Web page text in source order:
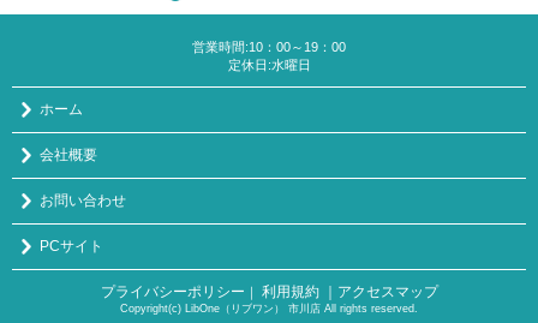
営業時間:10：00～19：00
定休日:水曜日
ホーム
会社概要
お問い合わせ
PCサイト
プライバシーポリシー ｜ 利用規約 ｜アクセスマップ
Copyright(c) LibOne（リブワン） 市川店 All rights reserved.